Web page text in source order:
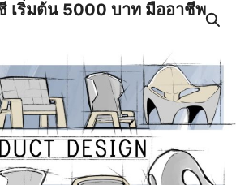
เริ่มต้น 5000 บาท มืออาชีพ
|